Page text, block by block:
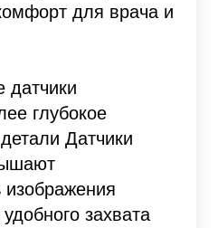
для врача и
датчики
глубокое
Датчики
изображения
захвата